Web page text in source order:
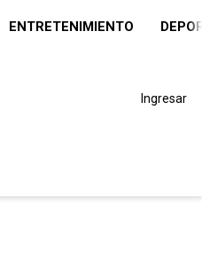
ENTRETENIMIENTO
Ingresar